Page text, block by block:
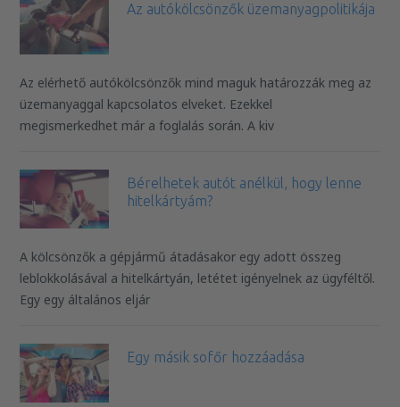
Az autókölcsönzők üzemanyagpolitikája
Az elérhető autókölcsönzők mind maguk határozzák meg az
üzemanyaggal kapcsolatos elveket. Ezekkel
megismerkedhet már a foglalás során. A kiv
Bérelhetek autót anélkül, hogy lenne
hitelkártyám?
A kölcsönzők a gépjármű átadásakor egy adott összeg
leblokkolásával a hitelkártyán, letétet igényelnek az ügyféltől.
Egy egy általános eljár
Egy másik sofőr hozzáadása